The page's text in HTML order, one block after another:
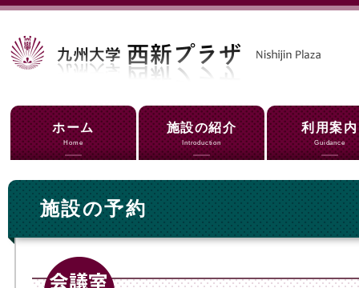
ホーム
Home
施設の紹介
Introduction
利用案内
Guidance
施設の予約